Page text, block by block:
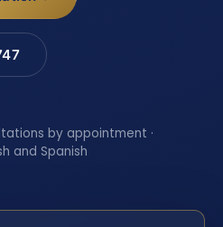
by appointment ·
and Spanish